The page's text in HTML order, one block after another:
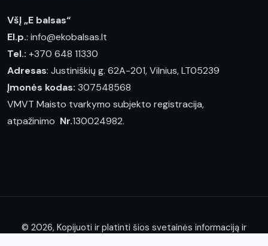
VšĮ „E balsas“
El.p.: info@ekobalsas.lt
Tel.: +370 648 11330
Adresas: Justiniškių g. 62A-201, Vilnius, LT05239
Įmonės kodas: 307548568
VMVT Maisto tvarkymo subjekto registracija,
atpažinimo Nr.130024982.
© 2026, Kopijuoti ir platinti šios svetainės informaciją ir